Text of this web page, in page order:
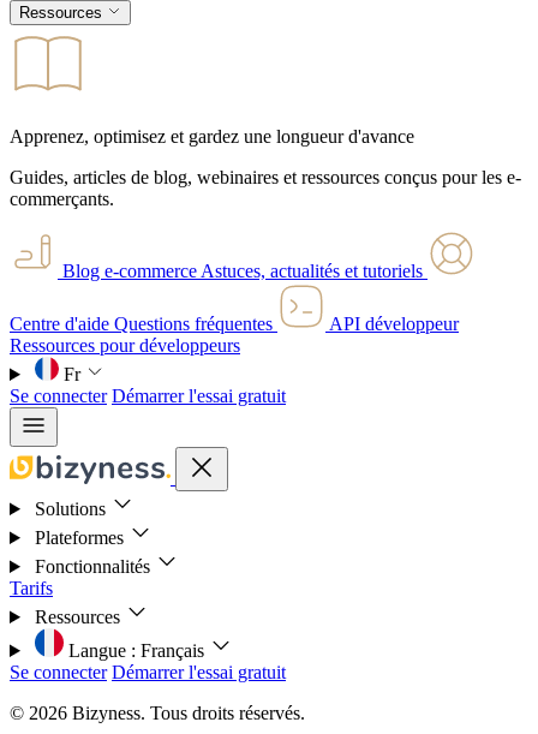
Ressources
Apprenez, optimisez et gardez une longueur d'avance
Guides, articles de blog, webinaires et ressources conçus pour les e-
commerçants.
Blog e-commerce Astuces, actualités et tutoriels
Centre d'aide Questions fréquentes
API développeur
Ressources pour développeurs
Fr
Se connecter Démarrer l'essai gratuit
Solutions
Plateformes
Fonctionnalités
Tarifs
Ressources
Langue : Français
Se connecter Démarrer l'essai gratuit
© 2026 Bizyness. Tous droits réservés.